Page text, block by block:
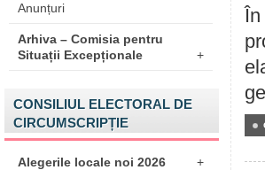
Anunțuri
Arhiva – Comisia pentru
Situații Excepționale
+
CONSILIUL ELECTORAL DE
CIRCUMSCRIPȚIE
Alegerile locale noi 2026 +
În